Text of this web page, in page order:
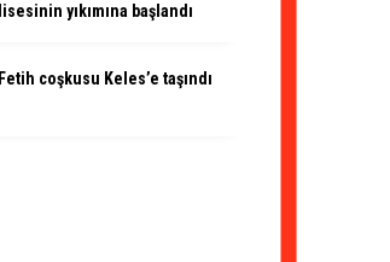
lisesinin yıkımına başlandı
Fetih coşkusu Keles’e taşındı